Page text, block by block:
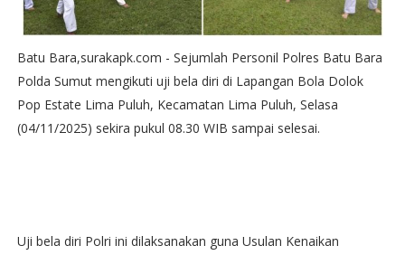
Batu Bara,surakapk.com - Sejumlah Personil Polres Batu Bara
Polda Sumut mengikuti uji bela diri di Lapangan Bola Dolok
Pop Estate Lima Puluh, Kecamatan Lima Puluh, Selasa
(04/11/2025) sekira pukul 08.30 WIB sampai selesai.
Uji bela diri Polri ini dilaksanakan guna Usulan Kenaikan